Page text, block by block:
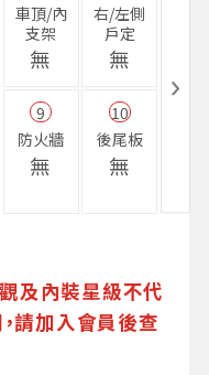
車頂/內
支架
無
右/左側
戶定
無
9
防火牆
無
10
後尾板
無
及內裝星級不代
請加入會員後查